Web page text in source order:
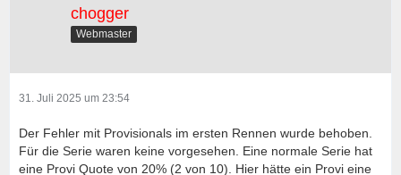
chogger
Webmaster
31. Juli 2025 um 23:54
Der Fehler mit Provisionals im ersten Rennen wurde behoben.
Für die Serie waren keine vorgesehen. Eine normale Serie hat
eine Provi Quote von 20% (2 von 10). Hier hätte ein Provi eine